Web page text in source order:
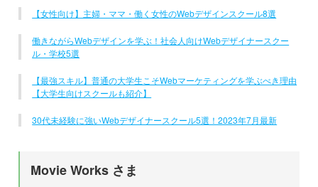
【女性向け】主婦・ママ・働く女性のWebデザインスクール8選
働きながらWebデザインを学ぶ！社会人向けWebデザイナースクー
ル・学校5選
【最強スキル】普通の大学生こそWebマーケティングを学ぶべき理由
【大学生向けスクールも紹介】
30代未経験に強いWebデザイナースクール5選！2023年7月最新
Movie Works さま